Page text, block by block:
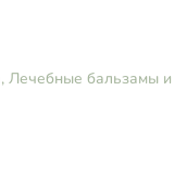
Лечебные бальзамы и